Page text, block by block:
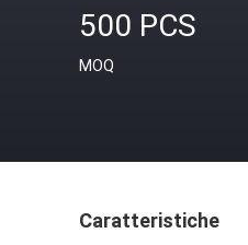
500 PCS
MOQ
Caratteristiche